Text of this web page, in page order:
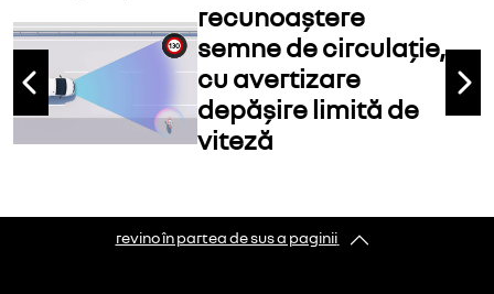
recunoaștere
semne de circulație,
cu avertizare
depășire limită de
viteză
Previous
revino în partea de sus a paginii